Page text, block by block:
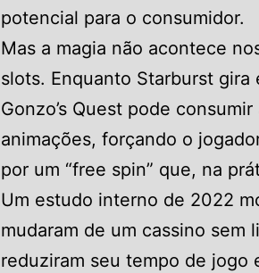
potencial para o consumidor.
Mas a magia não acontece
slots. Enquanto Starburst
Gonzo’s Quest pode
animações, forçando o
por um “free spin” que, na
Um estudo interno de 2022
mudaram de um cassino sem
reduziram seu tempo de jogo